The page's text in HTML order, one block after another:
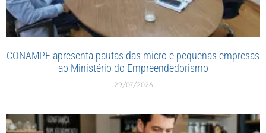
CONAMPE apresenta pautas das micro e pequenas empresas
ao Ministério do Empreendedorismo
29/07/2026